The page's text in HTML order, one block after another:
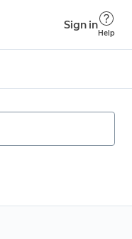
Sign in
Help